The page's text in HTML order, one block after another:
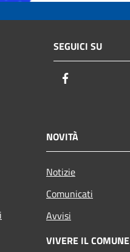
SEGUICI SU
NOVITÀ
Notizie
Comunicati
Avvisi
VIVERE IL COMUNE